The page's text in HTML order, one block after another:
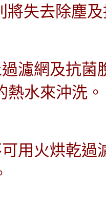
將失去除塵
濾網及抗菌
熱水來沖洗。
用火烘乾過